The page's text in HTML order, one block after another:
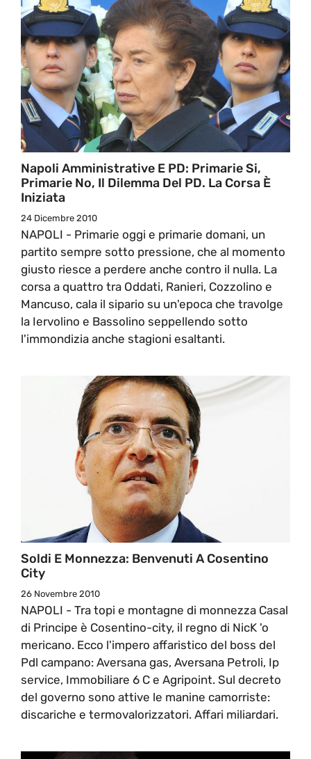
Napoli Amministrative E PD: Primarie Si,
Primarie No, Il Dilemma Del PD. La Corsa È
Iniziata
24 Dicembre 2010
NAPOLI - Primarie oggi e primarie domani, un
partito sempre sotto pressione, che al momento
giusto riesce a perdere anche contro il nulla. La
corsa a quattro tra Oddati, Ranieri, Cozzolino e
Mancuso, cala il sipario su un'epoca che travolge
la Iervolino e Bassolino seppellendo sotto
l'immondizia anche stagioni esaltanti.
Soldi E Monnezza: Benvenuti A Cosentino
City
26 Novembre 2010
NAPOLI - Tra topi e montagne di monnezza Casal
di Principe è Cosentino-city, il regno di NicK 'o
mericano. Ecco l'impero affaristico del boss del
Pdl campano: Aversana gas, Aversana Petroli, Ip
service, Immobiliare 6 C e Agripoint. Sul decreto
del governo sono attive le manine camorriste:
discariche e termovalorizzatori. Affari miliardari.